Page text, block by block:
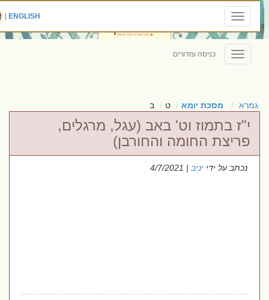
Toggle
navigation
ENGLISH
|
Toggle
navigation
כניסה ומדורים
גמרא מסכת יומא ט ב
י"ז בתמוז וט' באב (עגל, מרגלים,
פריצת החומה והחורבן)
נכתב על ידייניב| 4/7/2021